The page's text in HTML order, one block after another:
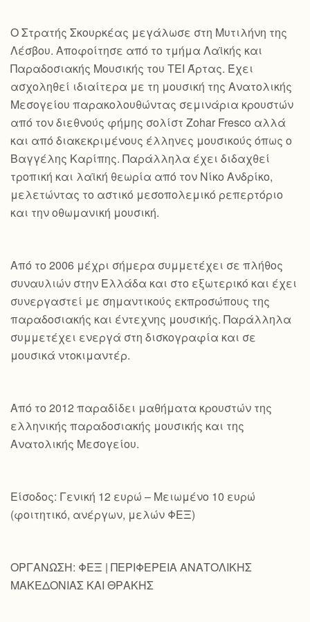
Ο Στρατής Σκουρκέας μεγάλωσε στη Μυτιλήνη της
Λέσβου. Αποφοίτησε από το τμήμα Λαϊκής και
Παραδοσιακής Μουσικής του ΤΕΙ Άρτας. Έχει
ασχοληθεί ιδιαίτερα με τη μουσική της Ανατολικής
Μεσογείου παρακολουθώντας σεμινάρια κρουστών
από τον διεθνούς φήμης σολίστ Zohar Fresco αλλά
και από διακεκριμένους έλληνες μουσικούς όπως ο
Βαγγέλης Καρίπης. Παράλληλα έχει διδαχθεί
τροπική και λαϊκή θεωρία από τον Νίκο Ανδρίκο,
μελετώντας το αστικό μεσοπολεμικό ρεπερτόριο
και την οθωμανική μουσική.
Από το 2006 μέχρι σήμερα συμμετέχει σε πλήθος
συναυλιών στην Ελλάδα και στο εξωτερικό και έχει
συνεργαστεί με σημαντικούς εκπροσώπους της
παραδοσιακής και έντεχνης μουσικής. Παράλληλα
συμμετέχει ενεργά στη δισκογραφία και σε
μουσικά ντοκιμαντέρ.
Από το 2012 παραδίδει μαθήματα κρουστών της
ελληνικής παραδοσιακής μουσικής και της
Ανατολικής Μεσογείου.
Είσοδος: Γενική 12 ευρώ – Μειωμένο 10 ευρώ
(φοιτητικό, ανέργων, μελών ΦΕΞ)
ΟΡΓΑΝΩΣΗ: ΦΕΞ | ΠΕΡΙΦΕΡΕΙΑ ΑΝΑΤΟΛΙΚΗΣ
ΜΑΚΕΔΟΝΙΑΣ ΚΑΙ ΘΡΑΚΗΣ